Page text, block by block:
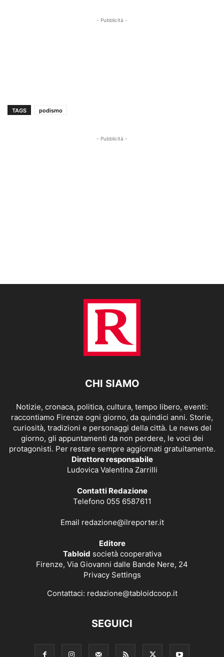
- Pubblicità -
TAGS podismo
- Pubblicità -
CHI SIAMO
Notizie, cronaca, politica, cultura, tempo libero, eventi:
raccontiamo Firenze ogni giorno, da quindici anni. Storie,
curiosità, tradizioni e personaggi della città. Le news del
giorno, gli appuntamenti da non perdere, le voci dei
protagonisti. Per restare sempre aggiornati gratuitamente.
Direttore responsabile
Ludovica Valentina Zarrilli
Contatti Redazione
Telefono 055 6587611
Email redazione@ilreporter.it
Editore
Tabloid società cooperativa
Firenze, Via Giovanni dalle Bande Nere, 24
Privacy Settings
Contattaci: redazione@tabloidcoop.it
SEGUICI